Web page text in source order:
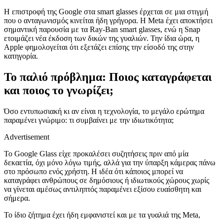
Η επιστροφή της Google στα smart glasses έρχεται σε μια στιγμή
που ο ανταγωνισμός κινείται ήδη γρήγορα. Η Meta έχει αποκτήσει
σημαντική παρουσία με τα Ray-Ban smart glasses, ενώ η Snap
ετοιμάζει νέα έκδοση των δικών της γυαλιών. Την ίδια ώρα, η
Apple φημολογείται ότι εξετάζει επίσης την είσοδό της στην
κατηγορία.
Το παλιό πρόβλημα: Ποιος καταγράφεται
και ποιος το γνωρίζει;
Όσο εντυπωσιακή κι αν είναι η τεχνολογία, το μεγάλο ερώτημα
παραμένει γνώριμο: τι συμβαίνει με την ιδιωτικότητα;
Advertisement
Το Google Glass είχε προκαλέσει συζητήσεις πριν από μία
δεκαετία, όχι μόνο λόγω τιμής, αλλά για την ύπαρξη κάμερας πάνω
στο πρόσωπο ενός χρήστη. Η ιδέα ότι κάποιος μπορεί να
καταγράφει ανθρώπους σε δημόσιους ή ιδιωτικούς χώρους χωρίς
να γίνεται αμέσως αντιληπτός παραμένει εξίσου ευαίσθητη και
σήμερα.
Το ίδιο ζήτημα έχει ήδη εμφανιστεί και με τα γυαλιά της Meta,